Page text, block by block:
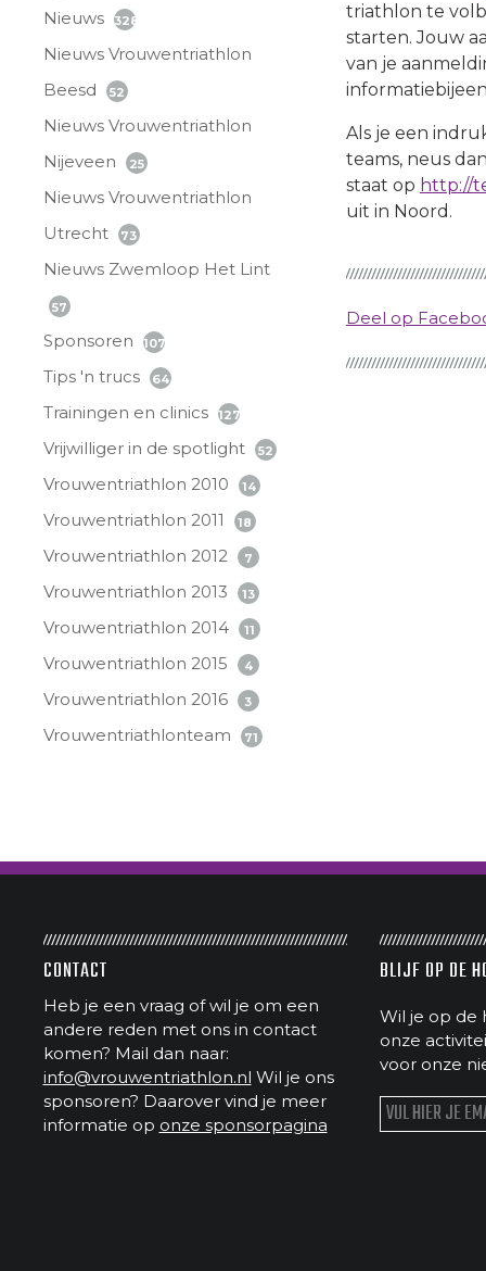
Nieuws 328
Nieuws Vrouwentriathlon
Beesd
52
Nieuws Vrouwentriathlon
Nijeveen
25
Nieuws Vrouwentriathlon
Utrecht
73
Nieuws Zwemloop Het Lint
57
Sponsoren 107
Tips 'n trucs 64
Trainingen en clinics 127
Vrijwilliger in de spotlight 52
Vrouwentriathlon 2010 14
Vrouwentriathlon 2011 18
Vrouwentriathlon 2012 7
Vrouwentriathlon 2013 13
Vrouwentriathlon 2014 11
Vrouwentriathlon 2015 4
Vrouwentriathlon 2016 3
Vrouwentriathlonteam 71
triathlon te
starten. Jouw
van je
Als je een
teams, neus
staat op http://
uit in Noord.
Deel op
CONTACT
Heb je een vraag of wil je om een
andere reden met ons in contact
komen? Mail dan naar:
info@vrouwentriathlon.nl Wil je ons
sponsoren? Daarover vind je meer
informatie op onze sponsorpagina
BLIJF OP DE
Wil je op de
onze
voor onze